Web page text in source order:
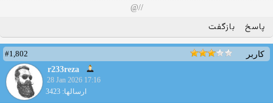
//@
پاسخ بازگفت
کاربر
#1,802
r233reza
28 Jan 2026 17:16
ارسالها: 3423